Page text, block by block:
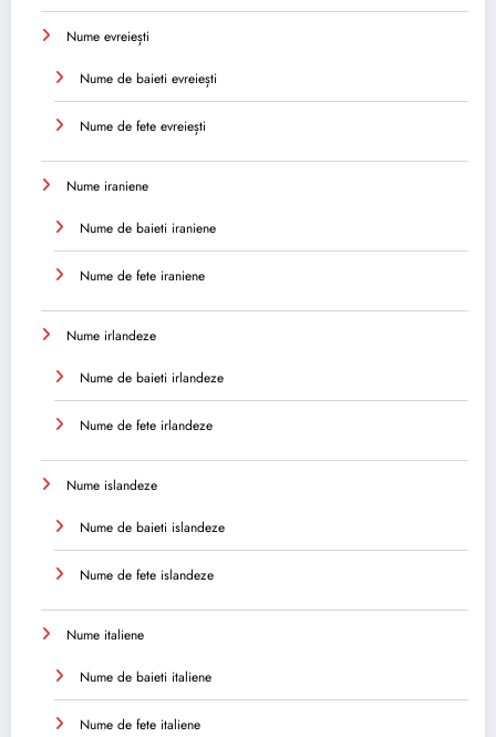
Nume evreiești
Nume de baieti evreiești
Nume de fete evreiești
Nume iraniene
Nume de baieti iraniene
Nume de fete iraniene
Nume irlandeze
Nume de baieti irlandeze
Nume de fete irlandeze
Nume islandeze
Nume de baieti islandeze
Nume de fete islandeze
Nume italiene
Nume de baieti italiene
Nume de fete italiene